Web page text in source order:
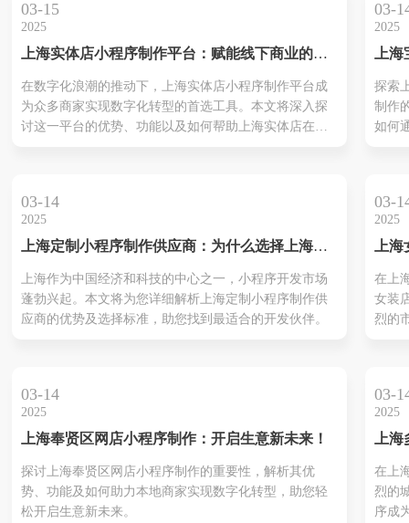
优质
03-15
2025
上海实体店小程序制作平台：赋能线下商业的数
在数字化浪潮的推动下，上海实体店小程序制作平台成
为众多商家实现数字化转型的首选工具。本文将深入探
讨这一平台的优势、功能以及如何帮助上海实体店在激
03-
2025
上海
的新
探索
制作
如何
详细
程序
价值
03-14
2025
上海定制小程序制作供应商：为什么选择上海的
上海作为中国经济和科技的中心之一，小程序开发市场
蓬勃兴起。本文将为您详细解析上海定制小程序制作供
应商的优势及选择标准，助您找到最适合的开发伙伴。
03-
2025
上海
售业
在上
女装
烈的
现线
接，
楼。
03-14
2025
上海奉贤区网店小程序制作：开启生意新未来！
探讨上海奉贤区网店小程序制作的重要性，解析其优
势、功能及如何助力本地商家实现数字化转型，助您轻
松开启生意新未来。
03-
2025
上海
转型
在上
烈的
序成